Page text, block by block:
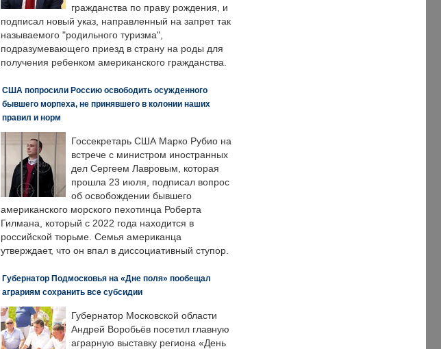
гражданства по праву рождения, и
подписал новый указ, направленный на запрет так
называемого "родильного туризма",
подразумевающего приезд в страну на роды для
получения ребенком американского гражданства.
США попросили Россию освободить осужденного
бывшего морпеха, не принявшего в колонии наших
правил и норм
Госсекретарь США Марко Рубио на
встрече с министром иностранных
дел Сергеем Лавровым, которая
прошла 23 июля, подписал вопрос
об освобождении бывшего
американского морского пехотинца Роберта
Гилмана, который с 2022 года находится в
российской тюрьме. Семья американца
утверждает, что он впал в диссоциативный ступор.
Губернатор Подмосковья на «Дне поля» пообещал
аграриям сохранить все субсидии
Губернатор Московской области
Андрей Воробьёв посетил главную
аграрную выставку региона «День